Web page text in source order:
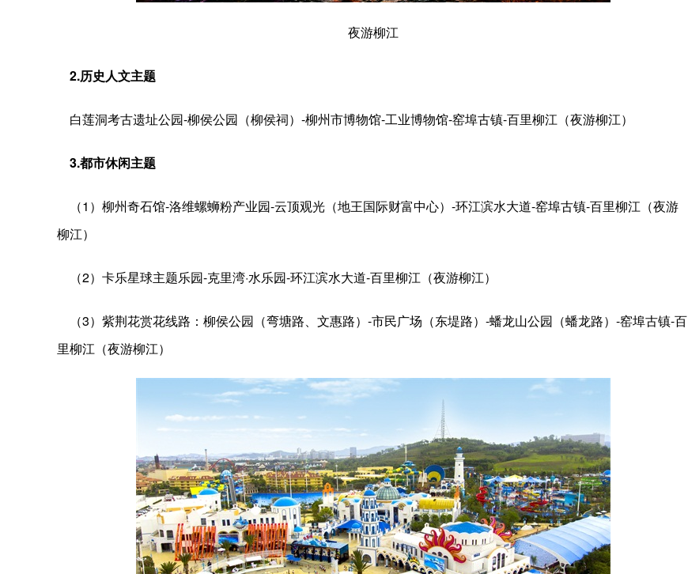
夜游柳江
2.历史人文主题
白莲洞考古遗址公园-柳侯公园（柳侯祠）-柳州市博物馆-工业博物馆-窑埠古镇-百里柳江（夜游柳江）
3.都市休闲主题
（1）柳州奇石馆-洛维螺蛳粉产业园-云顶观光（地王国际财富中心）-环江滨水大道-窑埠古镇-百里柳江（夜游
柳江）
（2）卡乐星球主题乐园-克里湾·水乐园-环江滨水大道-百里柳江（夜游柳江）
（3）紫荆花赏花线路：柳侯公园（弯塘路、文惠路）-市民广场（东堤路）-蟠龙山公园（蟠龙路）-窑埠古镇-百
里柳江（夜游柳江）